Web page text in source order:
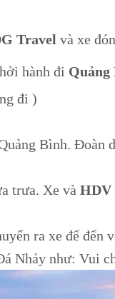
Travel và xe
hành đi Quảng
đi )
Bình. Đoàn
trưa. Xe và HDV
ra xe để đến
Nhảy như: Vui